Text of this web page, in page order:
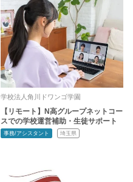
学校法人角川ドワンゴ学園
【リモート】N高グループネットコー
スでの学校運営補助・生徒サポート
事務/アシスタント 埼玉県